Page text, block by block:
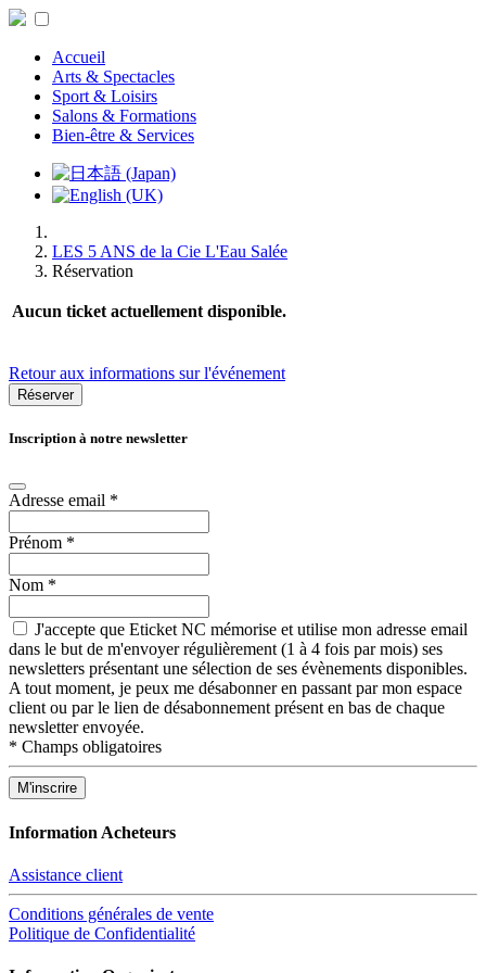
Accueil
Arts & Spectacles
Sport & Loisirs
Salons & Formations
Bien-être & Services
LES 5 ANS de la Cie L'Eau Salée
Réservation
Aucun ticket actuellement disponible.
Retour aux informations sur l'événement
Réserver
Inscription à notre newsletter
Adresse email *
Prénom *
Nom *
J'accepte que Eticket NC mémorise et utilise mon adresse email
dans le but de m'envoyer régulièrement (1 à 4 fois par mois) ses
newsletters présentant une sélection de ses évènements disponibles.
A tout moment, je peux me désabonner en passant par mon espace
client ou par le lien de désabonnement présent en bas de chaque
newsletter envoyée.
* Champs obligatoires
Information Acheteurs
Assistance client
Conditions générales de vente
Politique de Confidentialité